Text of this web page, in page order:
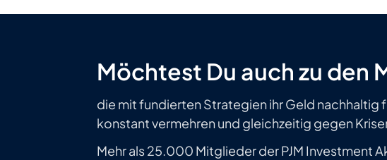
Möchtest Du auch zu den
die mit fundierten Strategien ihr Geld nachhaltig
konstant vermehren und gleichzeitig gegen
Mehr als 25.000 Mitglieder der PJM Investment